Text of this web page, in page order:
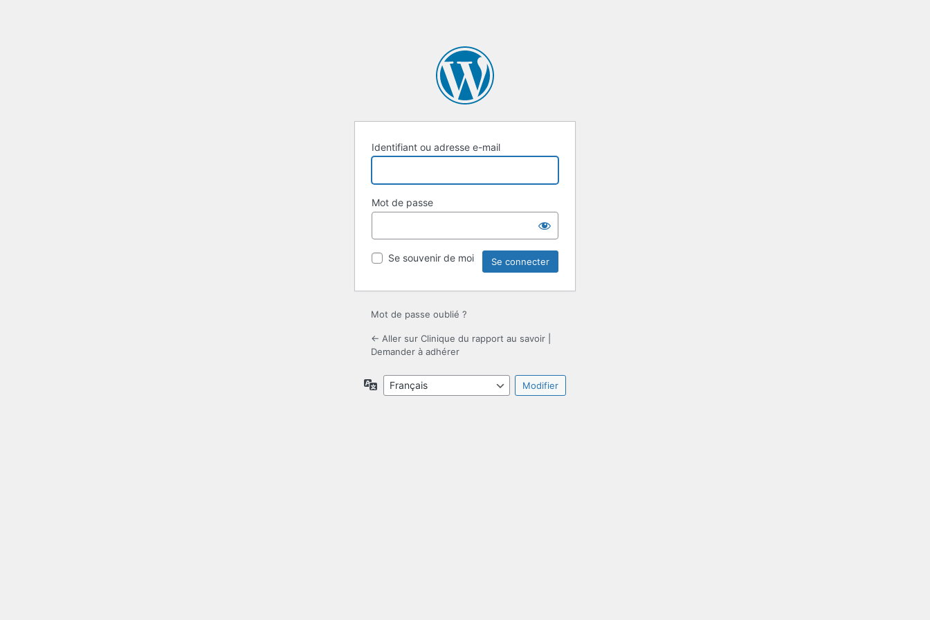
Identifiant ou adresse e-mail
Mot de passe
Se souvenir de moi
Mot de passe oublié ?
← Aller sur Clinique du rapport au savoir
Demander à adhérer
Langue